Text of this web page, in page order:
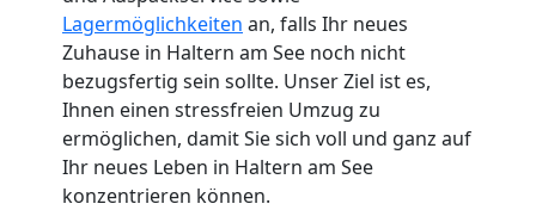
Lagermöglichkeiten an, falls Ihr neues
Zuhause in Haltern am See noch nicht
bezugsfertig sein sollte. Unser Ziel ist es,
Ihnen einen stressfreien Umzug zu
ermöglichen, damit Sie sich voll und ganz auf
Ihr neues Leben in Haltern am See
konzentrieren können.
Umzugshelfer
Wolfsberg